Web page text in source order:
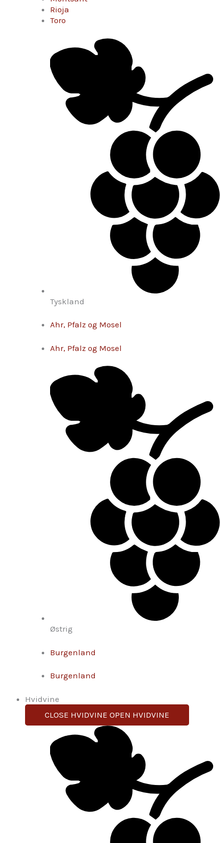
Rioja
Toro
Tyskland
Ahr, Pfalz og Mosel
Ahr, Pfalz og Mosel
Østrig
Burgenland
Burgenland
Hvidvine
CLOSE HVIDVINE OPEN HVIDVINE